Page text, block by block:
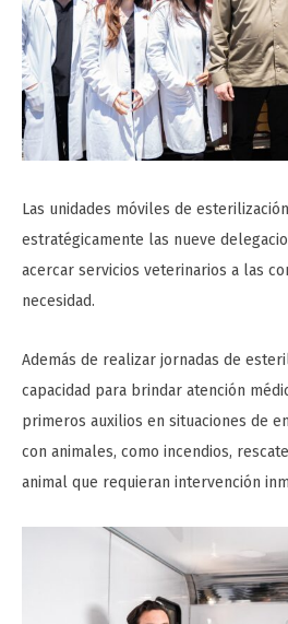
Las unidades móviles de
estratégicamente las nueve
acercar servicios veterinarios a las
necesidad.
Además de realizar jornadas de
capacidad para brindar atención
primeros auxilios en situaciones de
con animales, como incendios,
animal que requieran intervención